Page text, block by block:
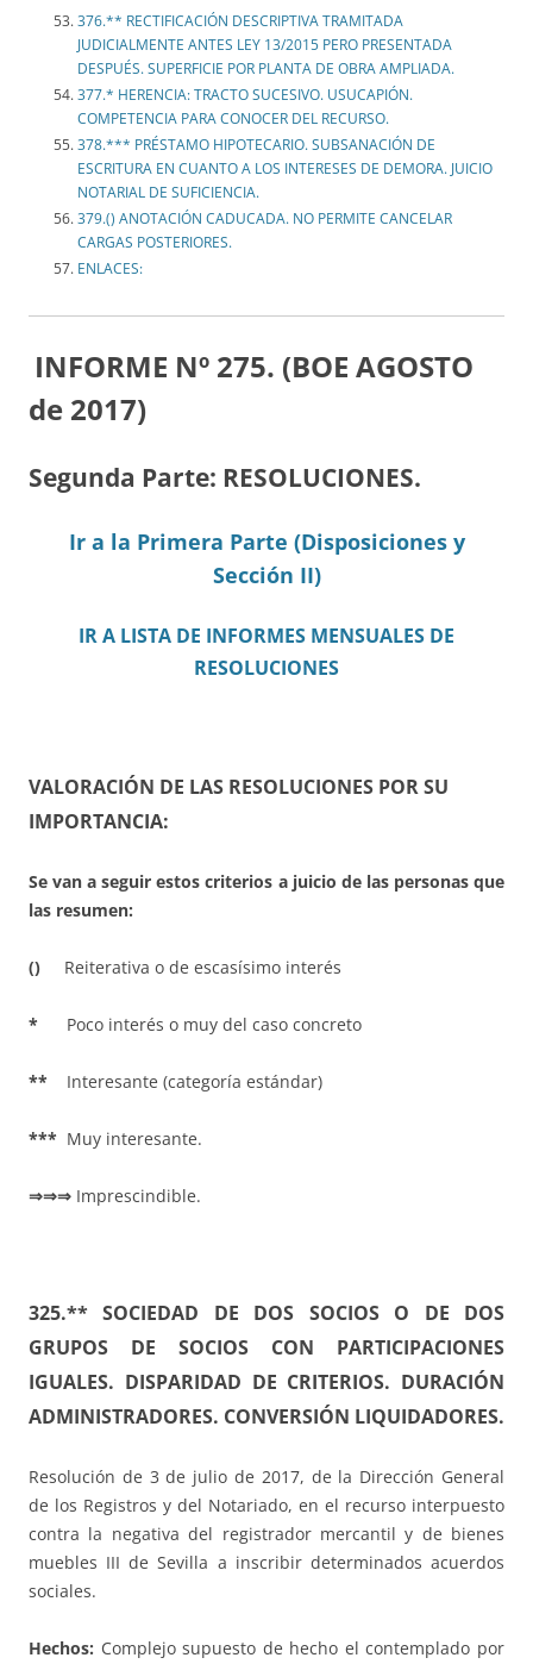
376.** RECTIFICACIÓN DESCRIPTIVA TRAMITADA
JUDICIALMENTE ANTES LEY 13/2015 PERO PRESENTADA
DESPUÉS. SUPERFICIE POR PLANTA DE OBRA AMPLIADA.
377.* HERENCIA: TRACTO SUCESIVO. USUCAPIÓN.
COMPETENCIA PARA CONOCER DEL RECURSO.
378.*** PRÉSTAMO HIPOTECARIO. SUBSANACIÓN DE
ESCRITURA EN CUANTO A LOS INTERESES DE DEMORA. JUICIO
NOTARIAL DE SUFICIENCIA.
379.() ANOTACIÓN CADUCADA. NO PERMITE CANCELAR
CARGAS POSTERIORES.
ENLACES:
INFORME Nº 275. (BOE AGOSTO
de 2017)
Segunda Parte: RESOLUCIONES.
Ir a la Primera Parte (Disposiciones y
Sección II)
IR A LISTA DE INFORMES MENSUALES DE
RESOLUCIONES
VALORACIÓN DE LAS RESOLUCIONES POR SU
IMPORTANCIA:
Se van a seguir estos criterios a juicio de las personas que
las resumen:
() Reiterativa o de escasísimo interés
* Poco interés o muy del caso concreto
** Interesante (categoría estándar)
*** Muy interesante.
⇒⇒⇒ Imprescindible.
325.** SOCIEDAD DE DOS SOCIOS O DE DOS
GRUPOS DE SOCIOS CON PARTICIPACIONES
IGUALES. DISPARIDAD DE CRITERIOS. DURACIÓN
ADMINISTRADORES. CONVERSIÓN LIQUIDADORES.
Resolución de 3 de julio de 2017, de la Dirección General
de los Registros y del Notariado, en el recurso interpuesto
contra la negativa del registrador mercantil y de bienes
muebles III de Sevilla a inscribir determinados acuerdos
sociales.
Hechos: Complejo supuesto de hecho el contemplado por